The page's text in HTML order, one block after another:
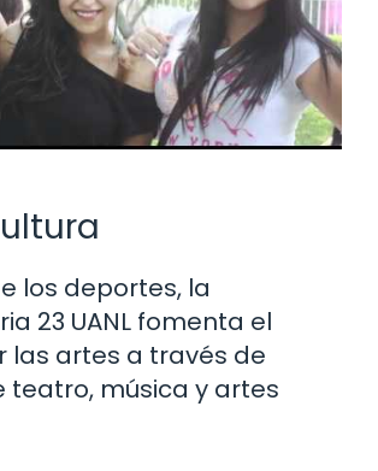
los deportes, la
23 UANL fomenta el
las artes a través de
teatro, música y artes